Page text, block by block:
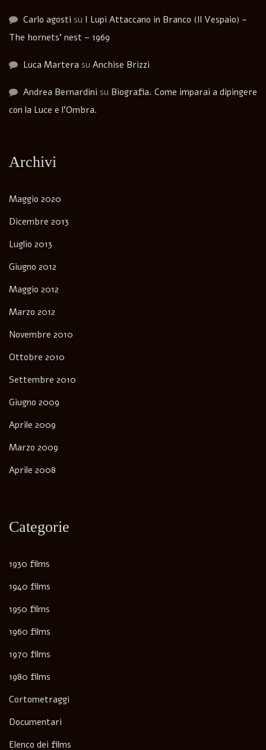
Carlo agosti su I Lupi Attaccano in Branco (Il Vespaio) –
The hornets’ nest – 1969
Luca Martera su Anchise Brizzi
Andrea Bernardini su Biografia. Come imparai a dipingere
con la Luce e l’Ombra.
Archivi
Maggio 2020
Dicembre 2013
Luglio 2013
Giugno 2012
Maggio 2012
Marzo 2012
Novembre 2010
Ottobre 2010
Settembre 2010
Giugno 2009
Aprile 2009
Marzo 2009
Aprile 2008
Categorie
1930 films
1940 films
1950 films
1960 films
1970 films
1980 films
Cortometraggi
Documentari
Elenco dei films